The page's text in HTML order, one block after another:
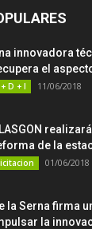
innovadora
el
D + I 11/06/2018
de la
01/06/2018
la Serna firma
la